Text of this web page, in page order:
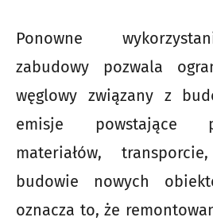
Ponowne
zabudowy pozwala
węglowy związany z
emisje powstające
materiałów,
budowie nowych
oznacza to, że